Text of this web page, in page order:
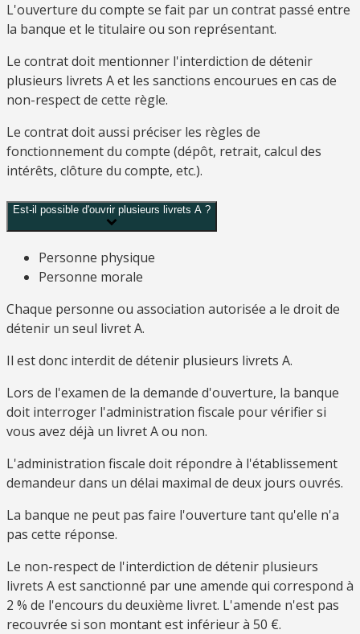
L'ouverture du compte se fait par un contrat passé entre
la banque et le titulaire ou son représentant.
Le contrat doit mentionner l'interdiction de détenir
plusieurs livrets A et les sanctions encourues en cas de
non-respect de cette règle.
Le contrat doit aussi préciser les règles de
fonctionnement du compte (dépôt, retrait, calcul des
intérêts, clôture du compte, etc.).
Est-il possible d'ouvrir plusieurs livrets A ?
Personne physique
Personne morale
Chaque personne ou association autorisée a le droit de
détenir un seul livret A.
Il est donc interdit de détenir plusieurs livrets A.
Lors de l'examen de la demande d'ouverture, la banque
doit interroger l'administration fiscale pour vérifier si
vous avez déjà un livret A ou non.
L'administration fiscale doit répondre à l'établissement
demandeur dans un délai maximal de deux jours ouvrés.
La banque ne peut pas faire l'ouverture tant qu'elle n'a
pas cette réponse.
Le non-respect de l'interdiction de détenir plusieurs
livrets A est sanctionné par une amende qui correspond à
2 % de l'encours du deuxième livret. L'amende n'est pas
recouvrée si son montant est inférieur à 50 €.